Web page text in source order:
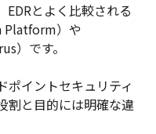
とよく比較される
Platform）や
）です。
ポイントセキュリティ
割と目的には明確な違